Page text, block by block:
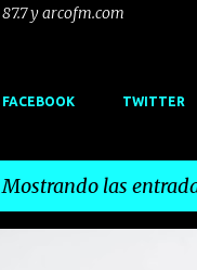
87.7 y arcofm.com
FACEBOOK TWITTER
Mostrando las